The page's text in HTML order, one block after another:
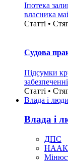
Іпотека
власника
Статті •
Судова
Підсумки
Статті •
Влада i люди
Влада i
ДПС